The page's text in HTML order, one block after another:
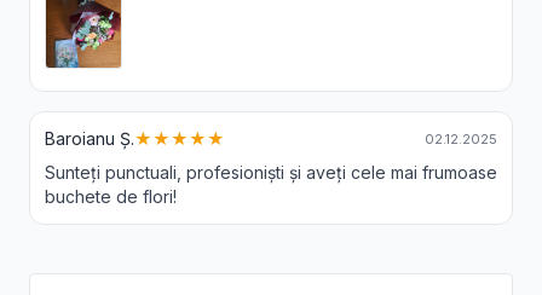
Baroianu Ș.★★★★★ 02.12.2025
Sunteți punctuali, profesioniști și aveți cele mai frumoase
buchete de flori!